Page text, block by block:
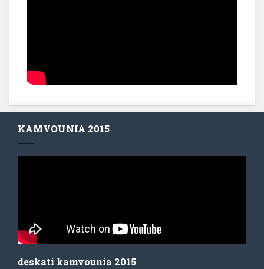
KAMVOUNIA 2015
deskati kamvounia 2015